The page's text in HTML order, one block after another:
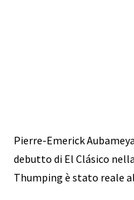
Pierre-Emerick
debutto di El Clásico
Thumping è stato reale